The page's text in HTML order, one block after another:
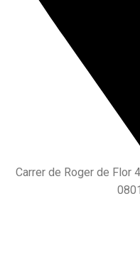
Carrer de Roger de Flor